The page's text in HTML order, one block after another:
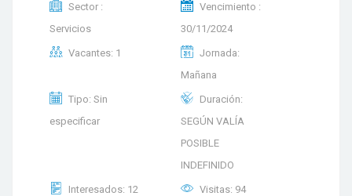
Sector :
Servicios
Vencimiento :
30/11/2024
Vacantes: 1
Jornada:
Mañana
Tipo: Sin
especificar
Duración:
SEGÚN VALÍA
POSIBLE
INDEFINIDO
Interesados: 12 Visitas: 94